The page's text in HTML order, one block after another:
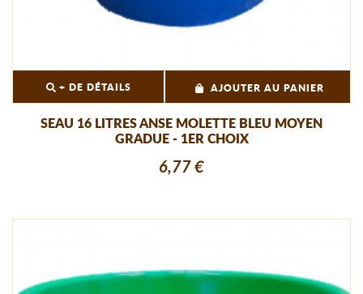
+ DE DÉTAILS AJOUTER AU PANIER
SEAU 16 LITRES ANSE MOLETTE BLEU MOYEN
GRADUE - 1ER CHOIX
6,77 €